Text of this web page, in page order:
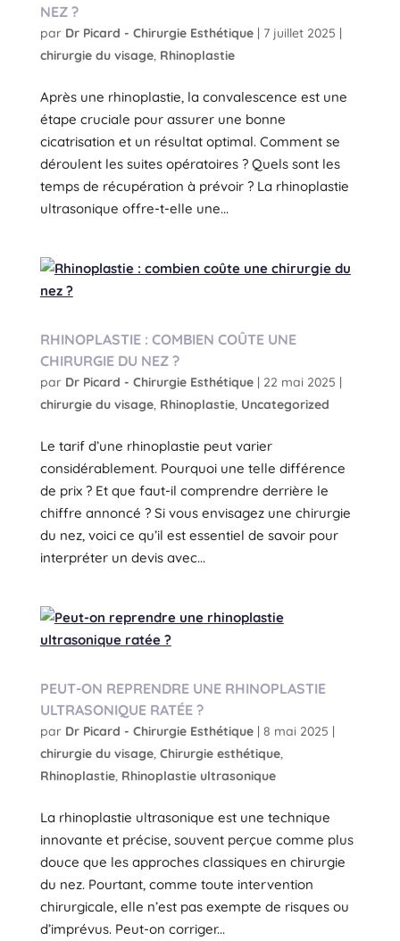
NEZ ?
par Dr Picard - Chirurgie Esthétique| 7 juillet 2025 |
chirurgie du visage, Rhinoplastie
Après une rhinoplastie, la convalescence est une
étape cruciale pour assurer une bonne
cicatrisation et un résultat optimal. Comment se
déroulent les suites opératoires ? Quels sont les
temps de récupération à prévoir ? La rhinoplastie
ultrasonique offre-t-elle une...
RHINOPLASTIE : COMBIEN COÛTE UNE
CHIRURGIE DU NEZ ?
par Dr Picard - Chirurgie Esthétique| 22 mai 2025 |
chirurgie du visage, Rhinoplastie, Uncategorized
Le tarif d’une rhinoplastie peut varier
considérablement. Pourquoi une telle différence
de prix ? Et que faut-il comprendre derrière le
chiffre annoncé ? Si vous envisagez une chirurgie
du nez, voici ce qu’il est essentiel de savoir pour
interpréter un devis avec...
PEUT-ON REPRENDRE UNE RHINOPLASTIE
ULTRASONIQUE RATÉE ?
par Dr Picard - Chirurgie Esthétique| 8 mai 2025 |
chirurgie du visage, Chirurgie esthétique,
Rhinoplastie, Rhinoplastie ultrasonique
La rhinoplastie ultrasonique est une technique
innovante et précise, souvent perçue comme plus
douce que les approches classiques en chirurgie
du nez. Pourtant, comme toute intervention
chirurgicale, elle n’est pas exempte de risques ou
d’imprévus. Peut-on corriger...